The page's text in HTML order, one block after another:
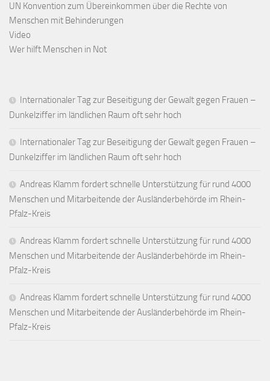
UN Konvention zum Übereinkommen über die Rechte von
Menschen mit Behinderungen
Video
Wer hilft Menschen in Not
Internationaler Tag zur Beseitigung der Gewalt gegen Frauen –
Dunkelziffer im ländlichen Raum oft sehr hoch
Internationaler Tag zur Beseitigung der Gewalt gegen Frauen –
Dunkelziffer im ländlichen Raum oft sehr hoch
Andreas Klamm fordert schnelle Unterstützung für rund 4000
Menschen und Mitarbeitende der Ausländerbehörde im Rhein-
Pfalz-Kreis
Andreas Klamm fordert schnelle Unterstützung für rund 4000
Menschen und Mitarbeitende der Ausländerbehörde im Rhein-
Pfalz-Kreis
Andreas Klamm fordert schnelle Unterstützung für rund 4000
Menschen und Mitarbeitende der Ausländerbehörde im Rhein-
Pfalz-Kreis